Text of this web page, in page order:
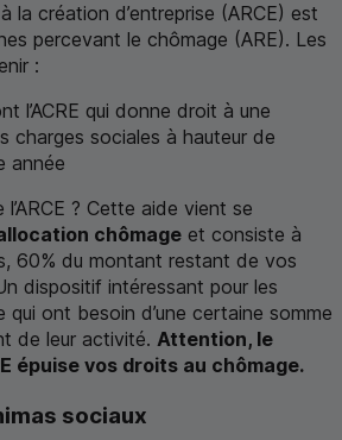
la création d’entreprise (ARCE) est
percevant le chômage (ARE). Les
:
l’ACRE qui donne droit à une
charges sociales à hauteur de
année
? Cette aide vient se
chômage et consiste à
60% du montant restant de vos
dispositif intéressant pour les
qui ont besoin d’une certaine somme
de leur activité. Attention, le
épuise vos droits au chômage.
sociaux